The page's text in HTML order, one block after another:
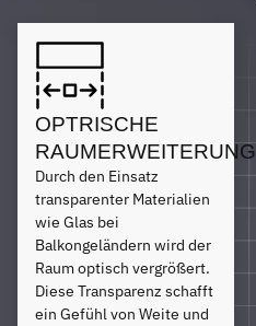
OPTRISCHE
RAUMERWEITERUNG
Durch den Einsatz
transparenter Materialien
wie Glas bei
Balkongeländern wird der
Raum optisch vergrößert.
Diese Transparenz schafft
ein Gefühl von Weite und